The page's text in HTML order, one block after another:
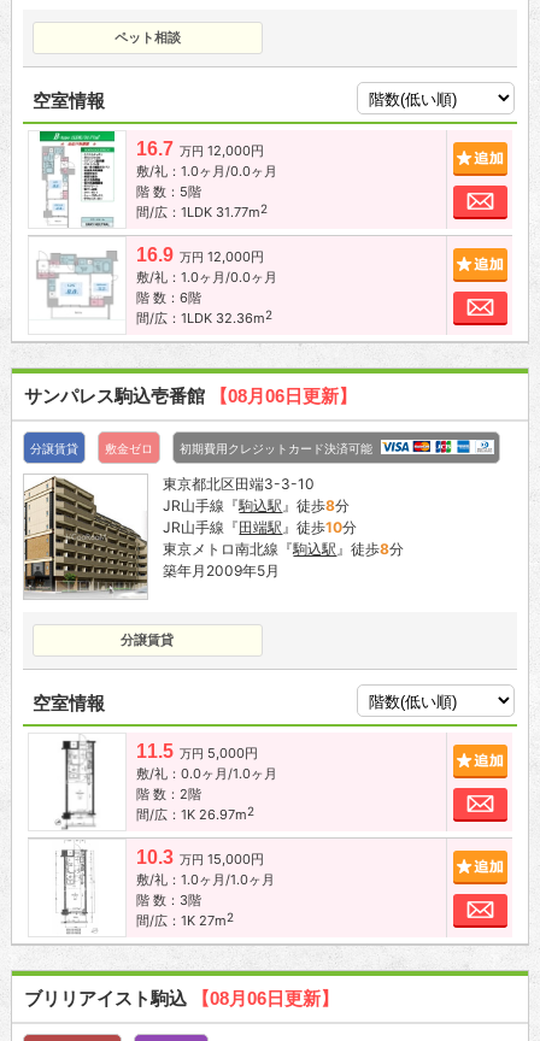
ペット相談
空室情報
16.7 万円 12,000円
敷/礼：1.0ヶ月/0.0ヶ月
階 数：5階
間/広：1LDK 31.77m2
お
16.9 万円 12,000円
敷/礼：1.0ヶ月/0.0ヶ月
階 数：6階
間/広：1LDK 32.36m2
お
サンパレス駒込壱番館 【08月06日更新】
分譲賃貸 敷金ゼロ 初期費用クレジットカード決済可能
東京都北区田端3-3-10
JR山手線『駒込駅 』徒歩8分
JR山手線『田端駅 』徒歩10分
東京メトロ南北線『駒込駅 』徒歩8分
築年月2009年5月
分譲賃貸
空室情報
11.5 万円 5,000円
敷/礼：0.0ヶ月/1.0ヶ月
階 数：2階
間/広：1K 26.97m2
お
10.3 万円 15,000円
敷/礼：1.0ヶ月/1.0ヶ月
階 数：3階
間/広：1K 27m2
お
ブリリアイスト駒込 【08月06日更新】